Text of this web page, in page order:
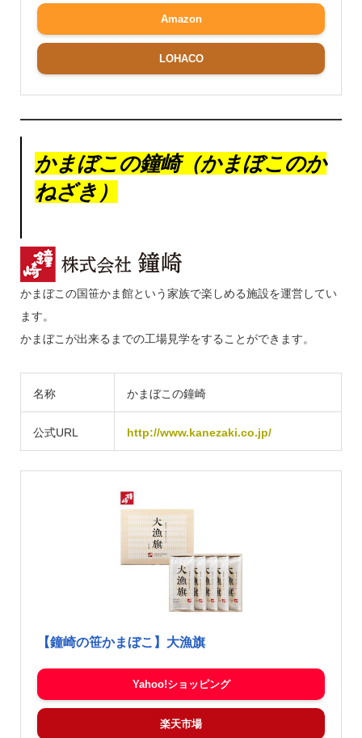
Amazon
LOHACO
かまぼこの鐘崎（かまぼこのか
ねざき）
かまぼこの国笹かま館という家族で楽しめる施設を運営してい
ます。
かまぼこが出来るまでの工場見学をすることができます。
名称 かまぼこの鐘崎
公式URL http://www.kanezaki.co.jp/
【鐘崎の笹かまぼこ】大漁旗
Yahoo!ショッピング
楽天市場